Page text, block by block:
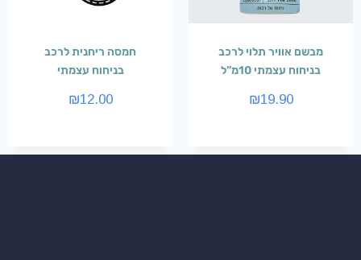
מבשם אוויר תלוי לרכב
בניחוח עצמתי 10מ”ל
₪19.90
חמסה ריחנית לרכב
בניחוח עצמתי
₪12.00